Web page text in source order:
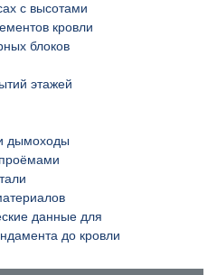
с высотами
кровли
блоков
этажей
дымоходы
данные для
до кровли